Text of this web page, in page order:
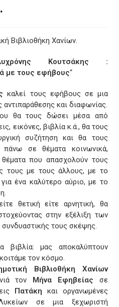
Βιβλιοθήκη Χανίων.
Κουτσάκης :
με τους εφήβους“
καλεί τους εφήβους σε μια
και διαφωνίας.
θα τους δώσει μέσα από
εικόνες, βιβλία κ.ά., θα τους
συζήτηση και θα τους
σε θέματα κοινωνικά,
θέματα που απασχολούν τους
τους με τους άλλους, με το
ένα καλύτερο αύριο, με το
θετική είτε αρνητική, θα
στην εξέλιξη των
συνδυαστικής τους σκέψης.
βιβλία: μας αποκαλύπτουν
τον κόσμο.
Βιβλιοθήκη Χανίων
τον Μήνα Εφηβείας σε
Πατάκη και οργανωμένες
σε μια ξεχωριστή